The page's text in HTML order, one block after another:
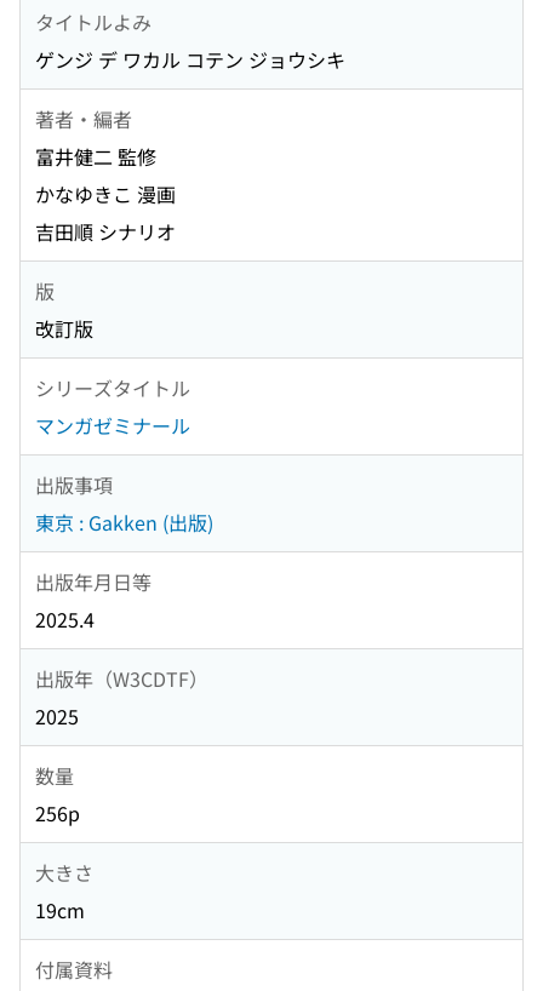
タイトルよみ
ゲンジ デ ワカル コテン ジョウシキ
著者・編者
富井健二 監修
かなゆきこ 漫画
吉田順 シナリオ
版
改訂版
シリーズタイトル
マンガゼミナール
出版事項
東京 : Gakken (出版)
出版年月日等
2025.4
出版年（W3CDTF）
2025
数量
256p
大きさ
19cm
付属資料